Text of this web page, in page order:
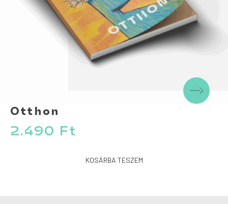
Otthon
2.490 Ft
KOSÁRBA TESZEM